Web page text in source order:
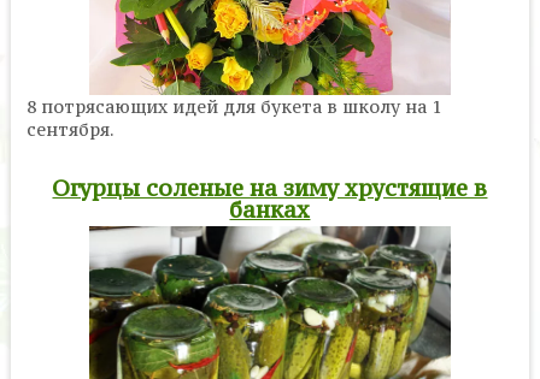
8 потрясающих идей для букета в школу на 1
сентября.
Огурцы соленые на зиму хрустящие в
банках